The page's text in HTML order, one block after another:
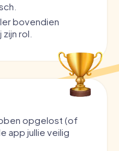
bovendien
rol.
opgelost (of
app jullie veilig